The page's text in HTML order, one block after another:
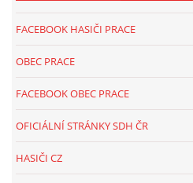
FACEBOOK HASIČI PRACE
OBEC PRACE
FACEBOOK OBEC PRACE
OFICIÁLNÍ STRÁNKY SDH ČR
HASIČI CZ